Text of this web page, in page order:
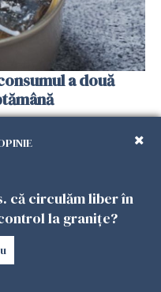
a două
că circulăm liber în
la granițe?